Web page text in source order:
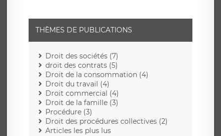
THÈMES DE PUBLICATIONS
Droit des sociétés (7)
droit des contrats (5)
Droit de la consommation (4)
Droit du travail (4)
Droit commercial (4)
Droit de la famille (3)
Procédure (3)
Droit des procédures collectives (2)
Articles les plus lus